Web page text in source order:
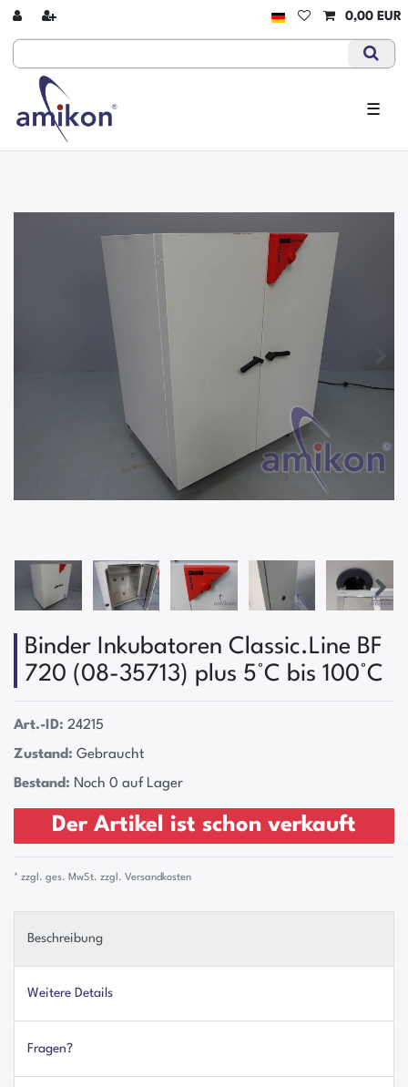
0,00 EUR
☰
Binder Inkubatoren Classic.Line BF
720 (08-35713) plus 5°C bis 100°C
Art.-ID: 24215
Zustand: Gebraucht
Bestand: Noch 0 auf Lager
Der Artikel ist schon verkauft
* zzgl. ges. MwSt. zzgl. Versandkosten
Beschreibung
Weitere Details
Fragen?